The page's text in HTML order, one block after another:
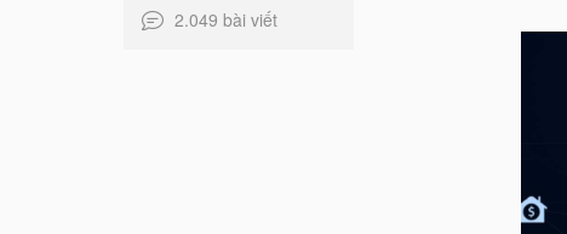
2.049 bài viết